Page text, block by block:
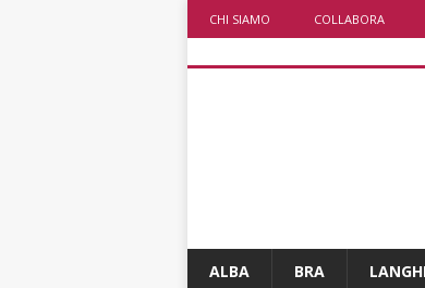
CHI SIAMO COLLABORA
ALBA BRA